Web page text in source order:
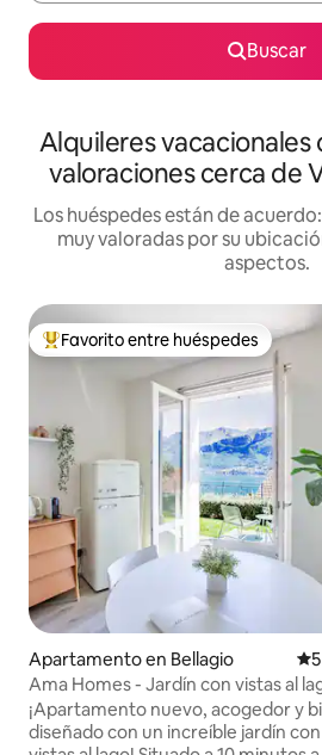
Buscar
Alquileres vacacionales
valoraciones cerca de
Los huéspedes están de
muy valoradas por su
aspectos.
Favorito entre huéspedes preferido
Favorito entre huéspedes
Apartamento en Bellagio
Ama Homes - Jardín con vistas al
¡Apartamento nuevo, acogedor y
diseñado con un increíble jardín con